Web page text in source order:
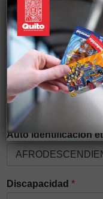
Nivel de ingresos
Género*
Auto identificación
Discapacidad *